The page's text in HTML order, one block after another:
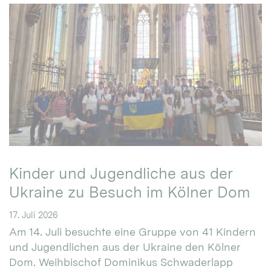
Kinder und Jugendliche aus der
Ukraine zu Besuch im Kölner Dom
17. Juli 2026
Am 14. Juli besuchte eine Gruppe von 41 Kindern
und Jugendlichen aus der Ukraine den Kölner
Dom. Weihbischof Dominikus Schwaderlapp